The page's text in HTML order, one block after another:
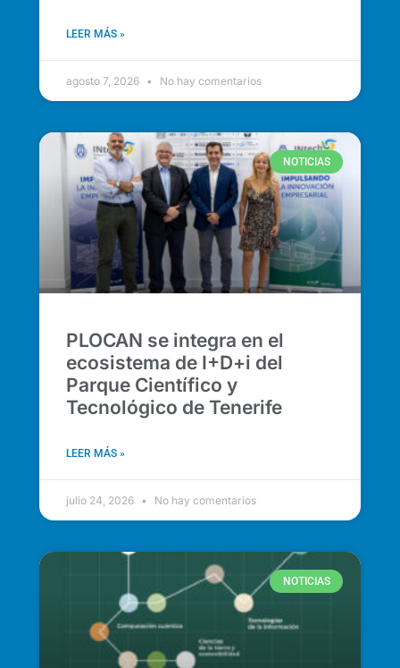
LEER MÁS »
agosto 7, 2026 No hay comentarios
NOTICIAS
PLOCAN se integra en el
ecosistema de I+D+i del
Parque Científico y
Tecnológico de Tenerife
LEER MÁS »
julio 24, 2026 No hay comentarios
NOTICIAS